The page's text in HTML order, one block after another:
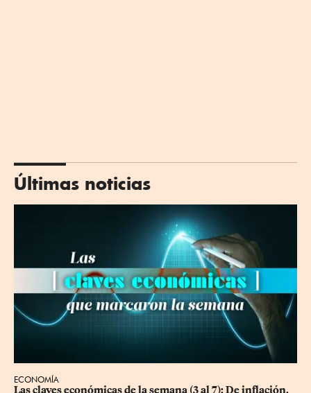
Últimas noticias
ECONOMÍA
Las claves económicas de la semana (3 al 7): De inflación,